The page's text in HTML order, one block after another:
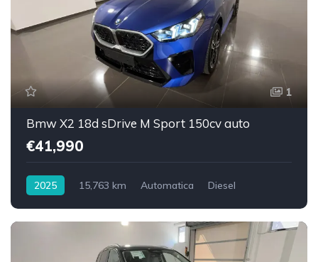
1
Bmw X2 18d sDrive M Sport 150cv auto
€41,990
2025 15,763 km Automatica
Diesel